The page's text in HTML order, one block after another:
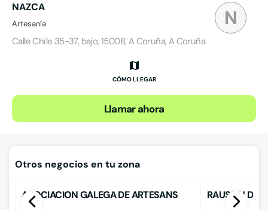
N
NAZCA
Artesanía
Calle Chile 35-37, bajo, 15008, A Coruña, A Coruña
CÓMO LLEGAR
Llamar ahora
Otros negocios en tu zona
ASOCIACION GALEGA DE ARTESANS RAUSON